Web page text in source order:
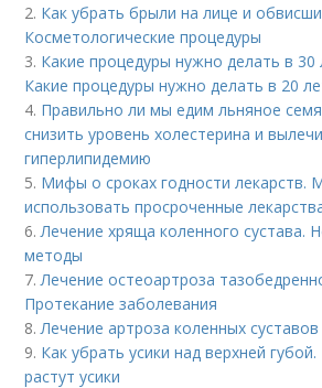
2. Как убрать брыли на лице и
Косметологические процедуры
3. Какие процедуры нужно делать в 30
Какие процедуры нужно делать в 20
4. Правильно ли мы едим льняное
снизить уровень холестерина и
гиперлипидемию
5. Мифы о сроках годности лекарств.
использовать просроченные
6. Лечение хряща коленного сустава.
методы
7. Лечение остеоартроза
Протекание заболевания
8. Лечение артроза коленных суставов
9. Как убрать усики над верхней
растут усики